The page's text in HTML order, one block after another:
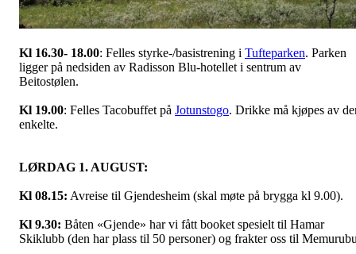
Kl 16.30- 18.00: Felles styrke-/basistrening i Tufteparken. Parken
ligger på nedsiden av Radisson Blu-hotellet i sentrum av
Beitostølen.
Kl 19.00: Felles Tacobuffet på Jotunstogo. Drikke må kjøpes av
enkelte.
LØRDAG 1. AUGUST:
Kl 08.15: Avreise til Gjendesheim (skal møte på brygga kl 9.00).
Kl 9.30: Båten «Gjende» har vi fått booket spesielt til Hamar
Skiklubb (den har plass til 50 personer) og frakter oss til